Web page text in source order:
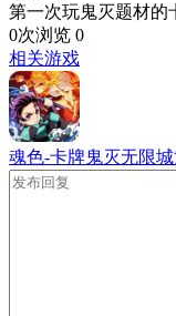
第一次玩鬼灭题材的
0次浏览 0
相关游戏
魂色-卡牌鬼灭无限城